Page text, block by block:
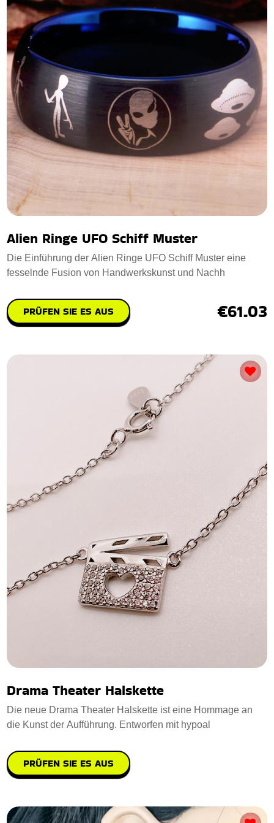
Alien Ringe UFO Schiff Muster
Die Einführung der Alien Ringe UFO Schiff Muster eine
fesselnde Fusion von Handwerkskunst und Nachh
PRÜFEN SIE ES AUS €61.03
Drama Theater Halskette
Die neue Drama Theater Halskette ist eine Hommage an
die Kunst der Aufführung. Entworfen mit hypoal
PRÜFEN SIE ES AUS